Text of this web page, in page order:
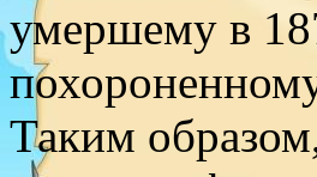
умершему в
Таким